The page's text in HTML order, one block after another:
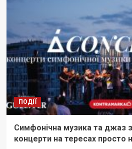
ПОДІЇ
Симфонічна музика та джаз
концерти на тересах просто